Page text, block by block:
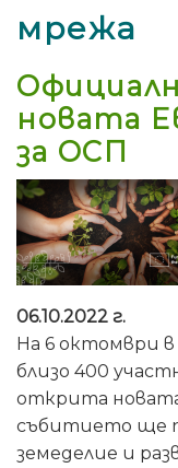
мрежа
новата
за ОСП
06.10.2022 г.
На 6 октомври
близо 400
открита
събитието ще
земеделие и